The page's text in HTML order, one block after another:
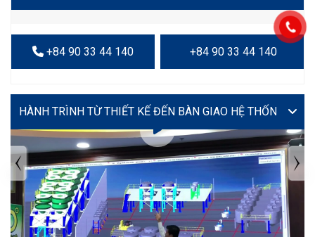
+84 90 33 44 140 +84 90 33 44 140
VIDEO
TIN TỨC MỚI NHẤT
Tuyển dụng: Nhân viên KẾ TOÁN